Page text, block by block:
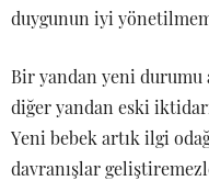
duygunun iyi
Bir yandan yeni durumu
diğer yandan eski
Yeni bebek artık ilgi
davranışlar